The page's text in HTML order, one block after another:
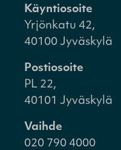
Käyntiosoite
Yrjönkatu 42,
40100 Jyväskylä
Postiosoite
PL 22,
40101 Jyväskylä
Vaihde
020 790 4000